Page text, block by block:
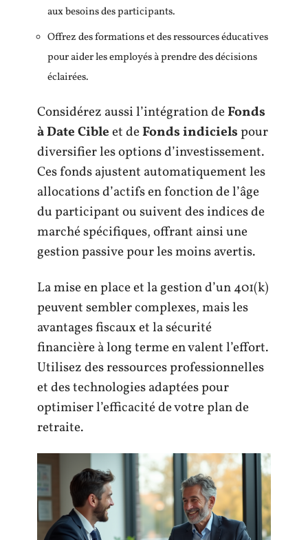
aux besoins des participants.
Offrez des formations et des ressources éducatives
pour aider les employés à prendre des décisions
éclairées.
Considérez aussi l’intégration deFonds
à Date Cibleet deFonds indicielspour
diversifier les options d’investissement.
Ces fonds ajustent automatiquement les
allocations d’actifs en fonction de l’âge
du participant ou suivent des indices de
marché spécifiques, offrant ainsi une
gestion passive pour les moins avertis.
La mise en place et la gestion d’un 401(k)
peuvent sembler complexes, mais les
avantages fiscaux et la sécurité
financière à long terme en valent l’effort.
Utilisez des ressources professionnelles
et des technologies adaptées pour
optimiser l’efficacité de votre plan de
retraite.